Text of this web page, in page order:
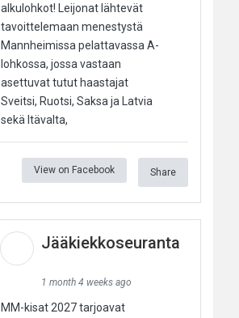
alkulohkot! Leijonat lähtevät
tavoittelemaan menestystä
Mannheimissa pelattavassa A-
lohkossa, jossa vastaan
asettuvat tutut haastajat
Sveitsi, Ruotsi, Saksa ja Latvia
sekä Itävalta,
View on Facebook Share
Jääkiekkoseuranta
1 month 4 weeks ago
MM-kisat 2027 tarjoavat